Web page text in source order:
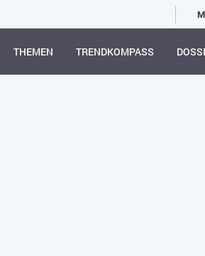
THEMEN TRENDKOMPASS